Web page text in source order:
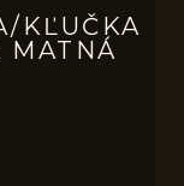
KĽUČKA
MATNÁ